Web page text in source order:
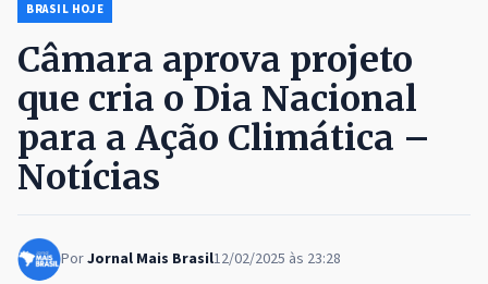
BRASIL HOJE
Câmara aprova projeto
que cria o Dia Nacional
para a Ação Climática –
Notícias
PorJornal Mais Brasil12/02/2025 às 23:28